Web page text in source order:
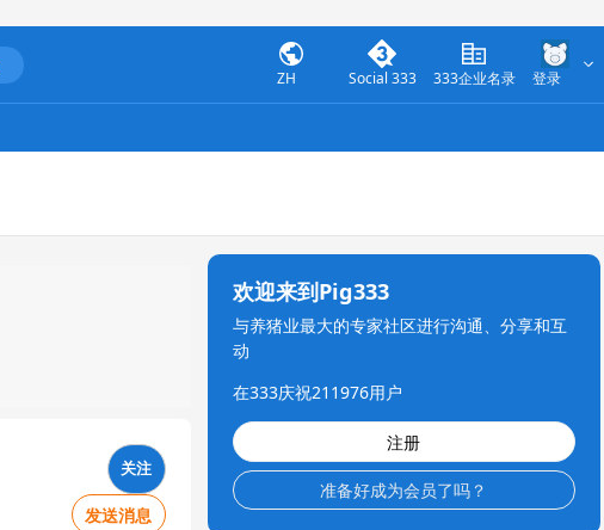
ZH Social 333 333企业名录 登录
关注
发送消息
欢迎来到Pig333
与养猪业最大的专家社区进行沟通、分享和互
动
在333庆祝211976用户
注册
准备好成为会员了吗？